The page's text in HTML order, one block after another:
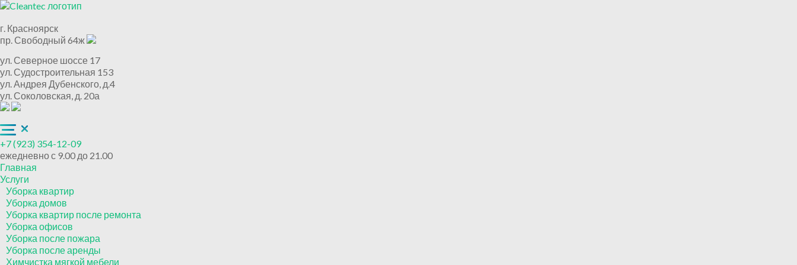
г. Красноярск
пр. Свободный 64ж
ул. Северное шоссе 17
ул. Судостроительная 153
ул. Андрея Дубенского, д.4
ул. Соколовская, д. 20а
+7 (923) 354-12-09
ежедневно с 9.00 до 21.00
Главная
Услуги
Уборка квартир
Уборка домов
Уборка квартир после ремонта
Уборка офисов
Уборка после пожара
Уборка после аренды
Химчистка мягкой мебели